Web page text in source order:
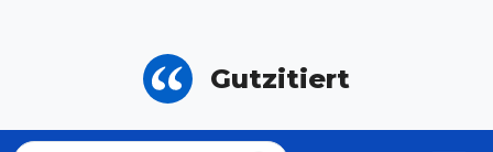
Gutzitiert